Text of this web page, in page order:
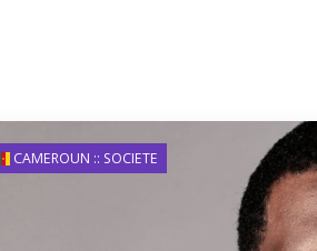
CAMEROUN :: SOCIETE